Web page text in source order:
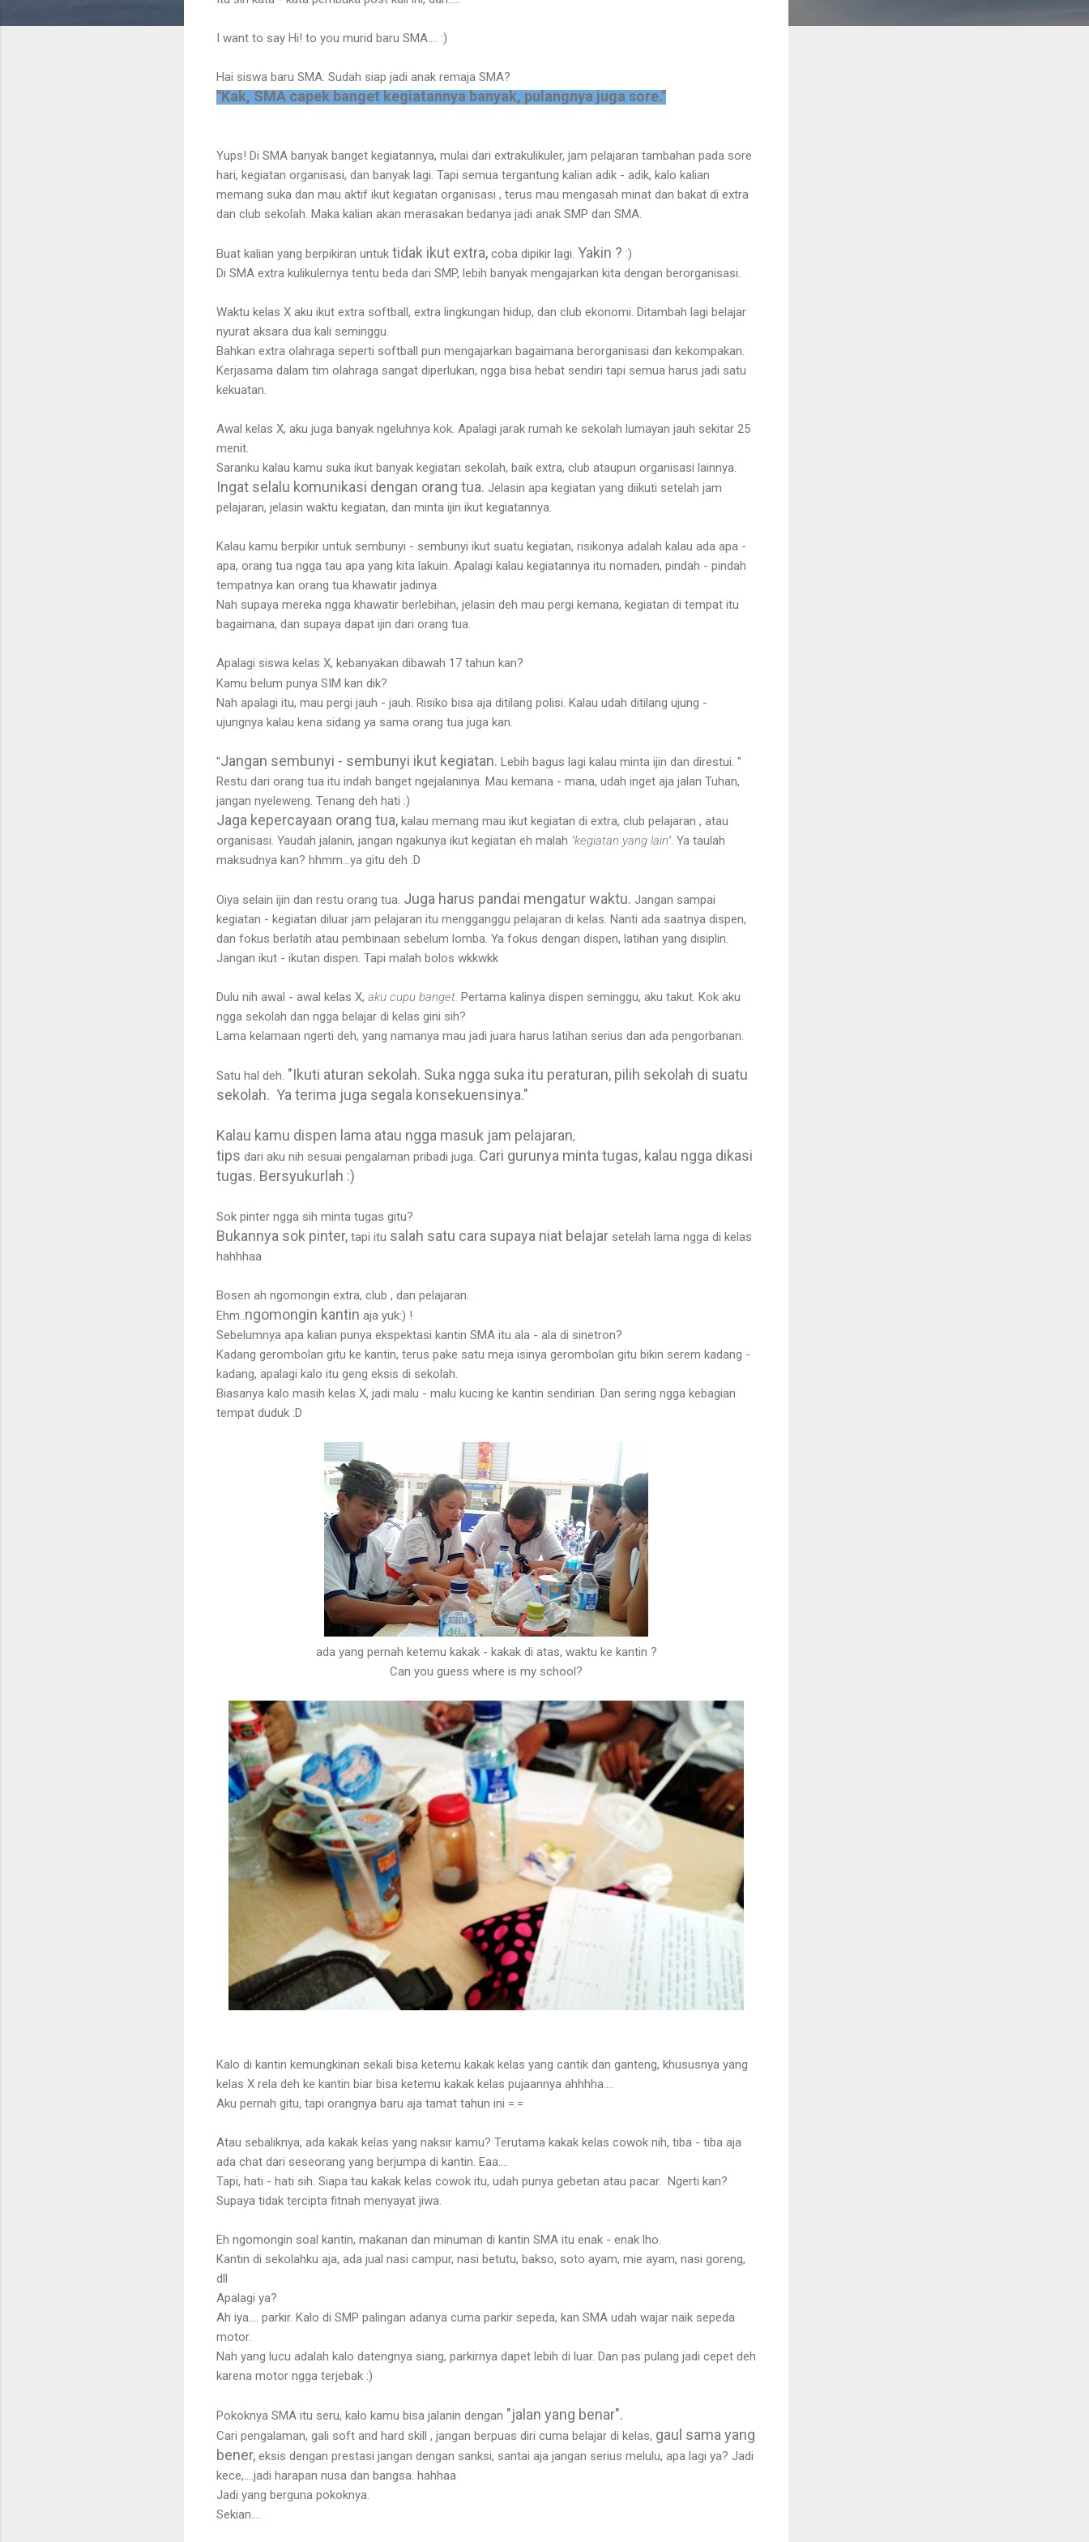
I want to say Hi! to you murid baru SMA.... :)
Hai siswa baru SMA. Sudah siap jadi anak remaja SMA?
"Kak, SMA capek banget kegiatannya banyak, pulangnya juga sore."
Yups! Di SMA banyak banget kegiatannya, mulai dari extrakulikuler, jam pelajaran tambahan pada sore
hari, kegiatan organisasi, dan banyak lagi. Tapi semua tergantung kalian adik - adik, kalo kalian
memang suka dan mau aktif ikut kegiatan organisasi , terus mau mengasah minat dan bakat di extra
dan club sekolah. Maka kalian akan merasakan bedanya jadi anak SMP dan SMA.
Buat kalian yang berpikiran untuk tidak ikut extra, coba dipikir lagi. Yakin ? :)
Di SMA extra kulikulernya tentu beda dari SMP, lebih banyak mengajarkan kita dengan berorganisasi.
Waktu kelas X aku ikut extra softball, extra lingkungan hidup, dan club ekonomi. Ditambah lagi belajar
nyurat aksara dua kali seminggu.
Bahkan extra olahraga seperti softball pun mengajarkan bagaimana berorganisasi dan kekompakan.
Kerjasama dalam tim olahraga sangat diperlukan, ngga bisa hebat sendiri tapi semua harus jadi satu
kekuatan.
Awal kelas X, aku juga banyak ngeluhnya kok. Apalagi jarak rumah ke sekolah lumayan jauh sekitar 25
menit.
Saranku kalau kamu suka ikut banyak kegiatan sekolah, baik extra, club ataupun organisasi lainnya.
Ingat selalu komunikasi dengan orang tua. Jelasin apa kegiatan yang diikuti setelah jam
pelajaran, jelasin waktu kegiatan, dan minta ijin ikut kegiatannya.
Kalau kamu berpikir untuk sembunyi - sembunyi ikut suatu kegiatan, risikonya adalah kalau ada apa -
apa, orang tua ngga tau apa yang kita lakuin. Apalagi kalau kegiatannya itu nomaden, pindah - pindah
tempatnya kan orang tua khawatir jadinya.
Nah supaya mereka ngga khawatir berlebihan, jelasin deh mau pergi kemana, kegiatan di tempat itu
bagaimana, dan supaya dapat ijin dari orang tua.
Apalagi siswa kelas X, kebanyakan dibawah 17 tahun kan?
Kamu belum punya SIM kan dik?
Nah apalagi itu, mau pergi jauh - jauh. Risiko bisa aja ditilang polisi. Kalau udah ditilang ujung -
ujungnya kalau kena sidang ya sama orang tua juga kan.
"Jangan sembunyi - sembunyi ikut kegiatan. Lebih bagus lagi kalau minta ijin dan direstui. "
Restu dari orang tua itu indah banget ngejalaninya. Mau kemana - mana, udah inget aja jalan Tuhan,
jangan nyeleweng. Tenang deh hati :)
Jaga kepercayaan orang tua, kalau memang mau ikut kegiatan di extra, club pelajaran , atau
organisasi. Yaudah jalanin, jangan ngakunya ikut kegiatan eh malah "kegiatan yang lain". Ya taulah
maksudnya kan? hhmm...ya gitu deh :D
Oiya selain ijin dan restu orang tua. Juga harus pandai mengatur waktu. Jangan sampai
kegiatan - kegiatan diluar jam pelajaran itu mengganggu pelajaran di kelas. Nanti ada saatnya dispen,
dan fokus berlatih atau pembinaan sebelum lomba. Ya fokus dengan dispen, latihan yang disiplin.
Jangan ikut - ikutan dispen. Tapi malah bolos wkkwkk
Dulu nih awal - awal kelas X, aku cupu banget. Pertama kalinya dispen seminggu, aku takut. Kok aku
ngga sekolah dan ngga belajar di kelas gini sih?
Lama kelamaan ngerti deh, yang namanya mau jadi juara harus latihan serius dan ada pengorbanan.
Satu hal deh. "Ikuti aturan sekolah. Suka ngga suka itu peraturan, pilih sekolah di suatu
sekolah. Ya terima juga segala konsekuensinya."
Kalau kamu dispen lama atau ngga masuk jam pelajaran,
tips dari aku nih sesuai pengalaman pribadi juga. Cari gurunya minta tugas, kalau ngga dikasi
tugas. Bersyukurlah :)
Sok pinter ngga sih minta tugas gitu?
Bukannya sok pinter, tapi itu salah satu cara supaya niat belajar setelah lama ngga di kelas
hahhhaa
Bosen ah ngomongin extra, club , dan pelajaran.
Ehm.. ngomongin kantin aja yuk:) !
Sebelumnya apa kalian punya ekspektasi kantin SMA itu ala - ala di sinetron?
Kadang gerombolan gitu ke kantin, terus pake satu meja isinya gerombolan gitu bikin serem kadang -
kadang, apalagi kalo itu geng eksis di sekolah.
Biasanya kalo masih kelas X, jadi malu - malu kucing ke kantin sendirian. Dan sering ngga kebagian
tempat duduk :D
ada yang pernah ketemu kakak - kakak di atas, waktu ke kantin ?
Can you guess where is my school?
Kalo di kantin kemungkinan sekali bisa ketemu kakak kelas yang cantik dan ganteng, khususnya yang
kelas X rela deh ke kantin biar bisa ketemu kakak kelas pujaannya ahhhha....
Aku pernah gitu, tapi orangnya baru aja tamat tahun ini =.=
Atau sebaliknya, ada kakak kelas yang naksir kamu? Terutama kakak kelas cowok nih, tiba - tiba aja
ada chat dari seseorang yang berjumpa di kantin. Eaa....
Tapi, hati - hati sih. Siapa tau kakak kelas cowok itu, udah punya gebetan atau pacar. Ngerti kan?
Supaya tidak tercipta fitnah menyayat jiwa.
Eh ngomongin soal kantin, makanan dan minuman di kantin SMA itu enak - enak lho.
Kantin di sekolahku aja, ada jual nasi campur, nasi betutu, bakso, soto ayam, mie ayam, nasi goreng,
dll
Apalagi ya?
Ah iya.... parkir. Kalo di SMP palingan adanya cuma parkir sepeda, kan SMA udah wajar naik sepeda
motor.
Nah yang lucu adalah kalo datengnya siang, parkirnya dapet lebih di luar. Dan pas pulang jadi cepet deh
karena motor ngga terjebak :)
Pokoknya SMA itu seru, kalo kamu bisa jalanin dengan "jalan yang benar".
Cari pengalaman, gali soft and hard skill , jangan berpuas diri cuma belajar di kelas, gaul sama yang
bener, eksis dengan prestasi jangan dengan sanksi, santai aja jangan serius melulu, apa lagi ya? Jadi
kece,....jadi harapan nusa dan bangsa. hahhaa
Jadi yang berguna pokoknya.
Sekian....